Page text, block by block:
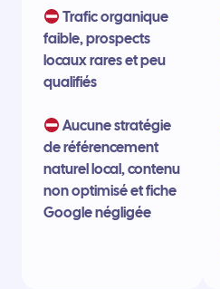
Trafic organique
faible, prospects
locaux rares et peu
qualifiés
Aucune stratégie
de référencement
naturel local, contenu
non optimisé et fiche
Google négligée